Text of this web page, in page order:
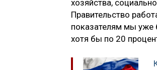
хозяйства,
Правительство
показателям мы уже
хотя бы по 20